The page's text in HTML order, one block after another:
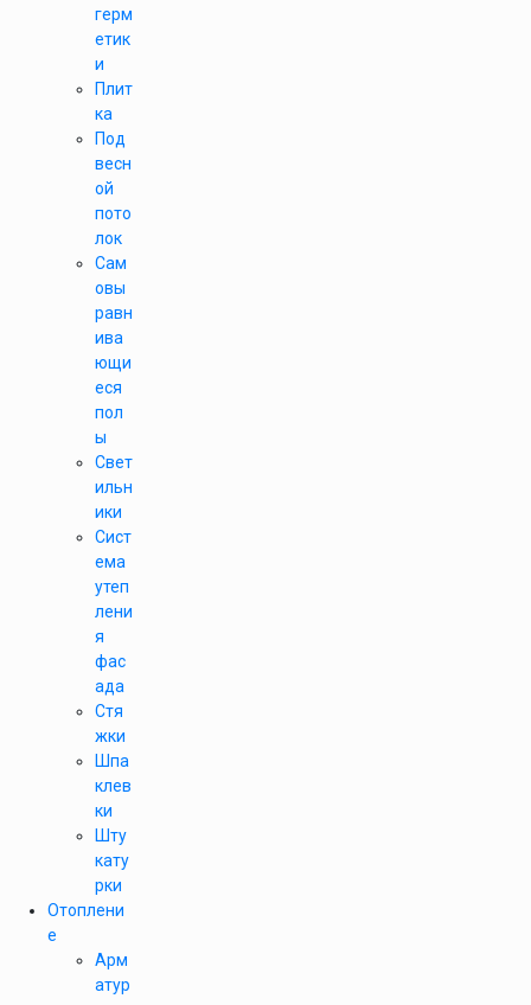
герм
етик
и
Плит
ка
Под
весн
ой
пото
лок
Сам
овы
равн
ива
ющи
еся
пол
ы
Свет
ильн
ики
Сист
ема
утеп
лени
я
фас
ада
Стя
жки
Шпа
клев
ки
Шту
кату
рки
Отоплени
е
Арм
атур